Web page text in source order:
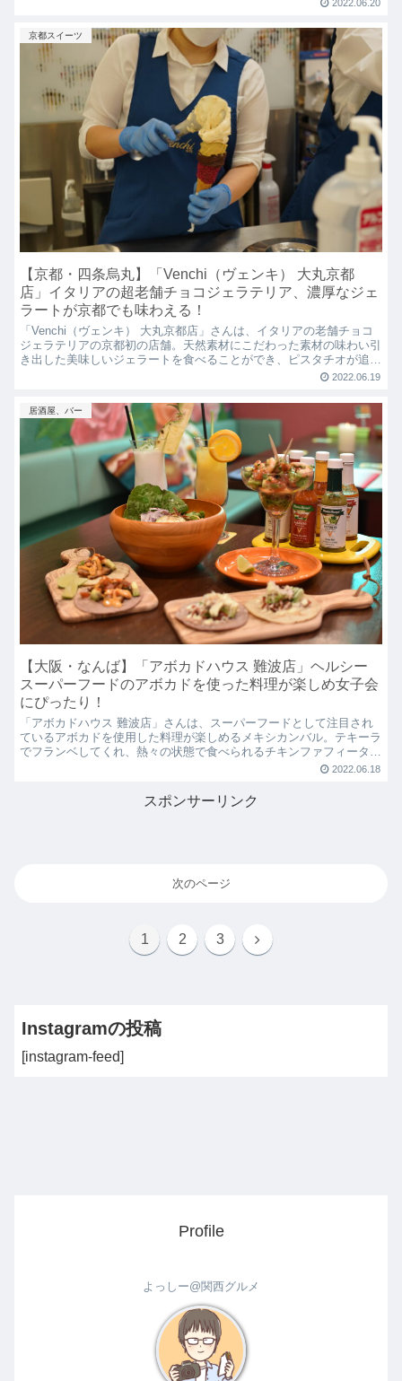
お店です！
2022.06.20
京都スイーツ
【京都・四条烏丸】「Venchi（ヴェンキ） 大丸京都
店」イタリアの超老舗チョコジェラテリア、濃厚なジェ
ラートが京都でも味わえる！
「Venchi（ヴェンキ） 大丸京都店」さんは、イタリアの老舗チョコ
ジェラテリアの京都初の店舗。天然素材にこだわった素材の味わい引
き出した美味しいジェラートを食べることができ、ピスタチオが追加
2022.06.19
居酒屋、バー
【大阪・なんば】「アボカドハウス 難波店」ヘルシー
スーパーフードのアボカドを使った料理が楽しめ女子会
にぴったり！
「アボカドハウス 難波店」さんは、スーパーフードとして注目され
ているアボカドを使用した料理が楽しめるメキシカンバル。テキーラ
でフランベしてくれ、熱々の状態で食べられるチキンファフィータが
2022.06.18
スポンサーリンク
次のページ
1 2 3
次
Instagramの投稿
[instagram-feed]
Profile
よっしー@関西グルメ